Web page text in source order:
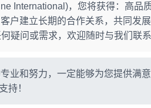
International)，您将获得：高
户建立长期的合作关系，共同发
疑问或需求，欢迎随时与我们联系
业和努力，一定能够为您提供满
持！